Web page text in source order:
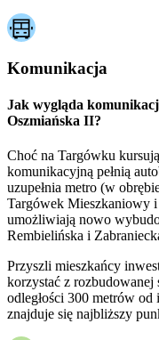
Komunikacja
Jak wygląda
Oszmiańska II?
Choć na Targówku
komunikacyjną pełnią
uzupełnia metro (w
Targówek Mieszkaniowy
umożliwiają nowo
Rembielińska i
Przyszli mieszkańcy
korzystać z rozbudowanej
odległości 300 metrów
znajduje się najbliższy